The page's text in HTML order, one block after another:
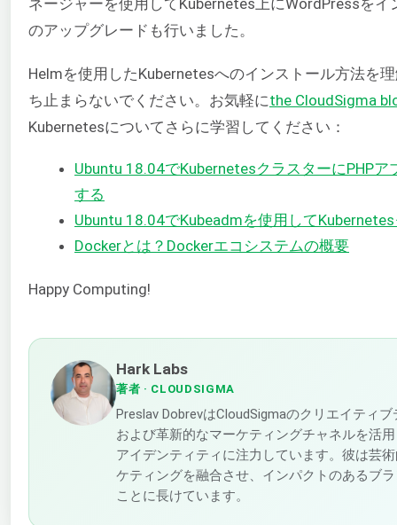
ネージャーを使用してKubernetes上にWordPressを
のアップグレードも行いました。
Helmを使用したKubernetesへのインストール方法を
ち止まらないでください。お気軽にthe CloudSigma
Kubernetesについてさらに学習してください：
Ubuntu 18.04でKubernetesクラスターにPHP
する
Ubuntu 18.04でKubeadmを使用して
Dockerとは？Dockerエコシステムの概要
Happy Computing!
Hark Labs
著者 · CLOUDSIGMA
Preslav DobrevはCloudSigmaのクリエイティ
および革新的なマーケティングチャネルを活
アイデンティティに注力しています。彼は芸
ケティングを融合させ、インパクトのあるブ
ことに長けています。